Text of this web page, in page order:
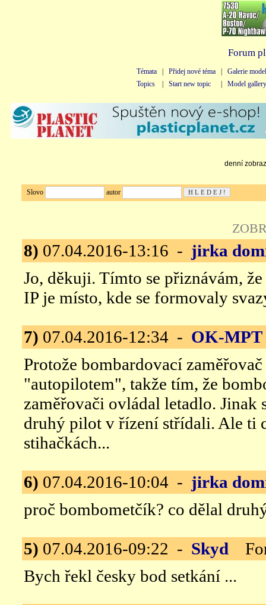
Forum
Témata Přidej nové téma
Galerie
Topics
Start new topic Model gallery
denní
Slovo autor
8) 07.04.2016-13:16 - jirka
Jo, děkuji. Tímto se přiznávám,
IP je místo, kde se formovaly
7) 07.04.2016-12:34 - OK-MPT
Protože bombardovací
"autopilotem", takže tím, že
zaměřovači ovládal letadlo. Jinak
druhý pilot v řízení střídali. Ale ti
stihačkách...
6) 07.04.2016-10:04 - jirka
proč bombometčík? co dělal
5) 07.04.2016-09:22 - Skyd
Bych řekl česky bod setkání ...